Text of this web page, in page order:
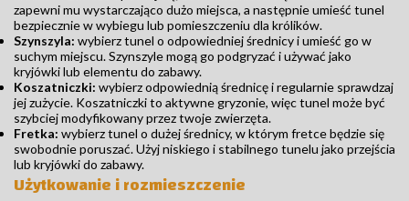
zapewni mu wystarczająco dużo miejsca, a następnie umieść tunel
bezpiecznie w wybiegu lub pomieszczeniu dla królików.
Szynszyla: wybierz tunel o odpowiedniej średnicy i umieść go w
suchym miejscu. Szynszyle mogą go podgryzać i używać jako
kryjówki lub elementu do zabawy.
Koszatniczki: wybierz odpowiednią średnicę i regularnie sprawdzaj
jej zużycie. Koszatniczki to aktywne gryzonie, więc tunel może być
szybciej modyfikowany przez twoje zwierzęta.
Fretka: wybierz tunel o dużej średnicy, w którym fretce będzie się
swobodnie poruszać. Użyj niskiego i stabilnego tunelu jako przejścia
lub kryjówki do zabawy.
Użytkowanie i rozmieszczenie